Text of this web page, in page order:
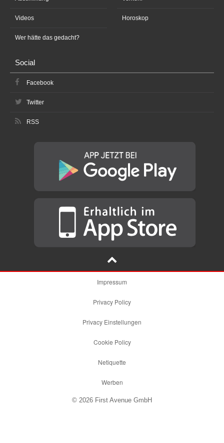
Videos
Wer hätte das gedacht?
Horoskop
Social
Facebook
Twitter
RSS
Impressum
Privacy Policy
Privacy Einstellungen
Cookie Policy
Netiquette
Werben
© 2026 First Avenue GmbH